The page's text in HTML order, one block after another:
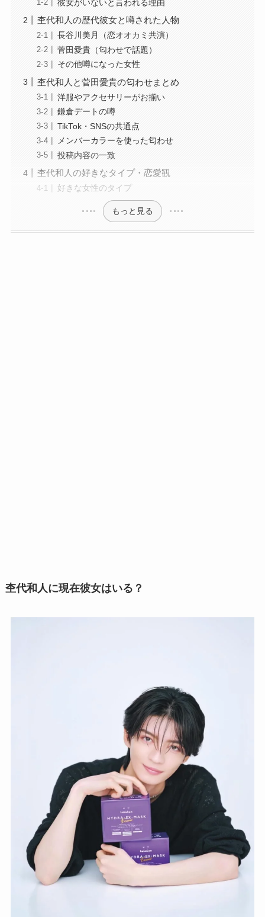
彼女がいないと言われる理由
杢代和人の歴代彼女と噂された人物
長谷川美月（恋オオカミ共演）
菅田愛貴（匂わせで話題）
その他噂になった女性
杢代和人と菅田愛貴の匂わせまとめ
洋服やアクセサリーがお揃い
鎌倉デートの噂
TikTok・SNSの共通点
メンバーカラーを使った匂わせ
投稿内容の一致
杢代和人の好きなタイプ・恋愛観
好きな女性のタイプ
もっと見る
杢代和人に現在彼女はいる？